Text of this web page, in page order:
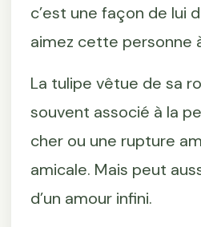
c’est une façon de lui
aimez cette personne
La tulipe vêtue de sa
souvent associé à la
cher ou une rupture
amicale. Mais peut
d’un amour infini.